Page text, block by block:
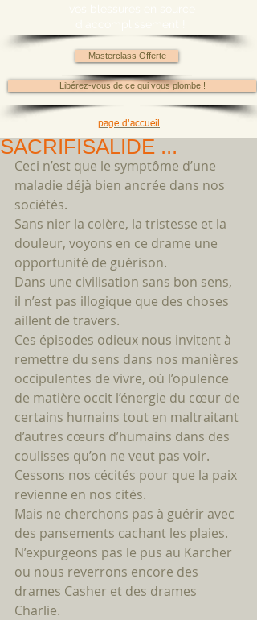
Masterclass Offerte
Libérez-vous de ce qui vous plombe !
page d'accueil
SACRIFISALIDE ...
Ceci n’est que le symptôme d’une
maladie déjà bien ancrée dans nos
sociétés.
Sans nier la colère, la tristesse et la
douleur, voyons en ce drame une
opportunité de guérison.
Dans une civilisation sans bon sens,
il n’est pas illogique que des choses
aillent de travers.
Ces épisodes odieux nous invitent à
remettre du sens dans nos manières
occipulentes de vivre, où l’opulence
de matière occit l’énergie du cœur de
certains humains tout en maltraitant
d’autres cœurs d’humains dans des
coulisses qu’on ne veut pas voir.
Cessons nos cécités pour que la paix
revienne en nos cités.
Mais ne cherchons pas à guérir avec
des pansements cachant les plaies.
N’expurgeons pas le pus au Karcher
ou nous reverrons encore des
drames Casher et des drames
Charlie.